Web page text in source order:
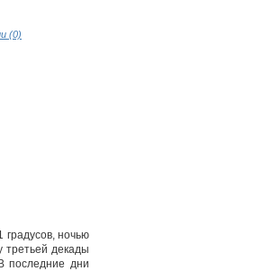
(0)
ночью
третьей декады
последние дни